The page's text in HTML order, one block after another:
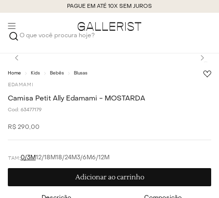
PAGUE EM ATÉ 10X SEM JUROS
O que você procura hoje?
Kids Bebês Blusas
EDAMAMI
Camisa Petit Ally Edamami - MOSTARDA
Cod: 63477179
R$ 290,00
0/3M12/18M18/24M3/6M6/12M
Adicionar ao carrinho